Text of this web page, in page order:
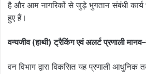
है और आम नागरिकों से जुड़े भुगतान संबंधी
हुए हैं।
वन्यजीव (हाथी) ट्रैकिंग एवं अलर्ट प्रणाली
वन विभाग द्वारा विकसित यह प्रणाली आधुनिक